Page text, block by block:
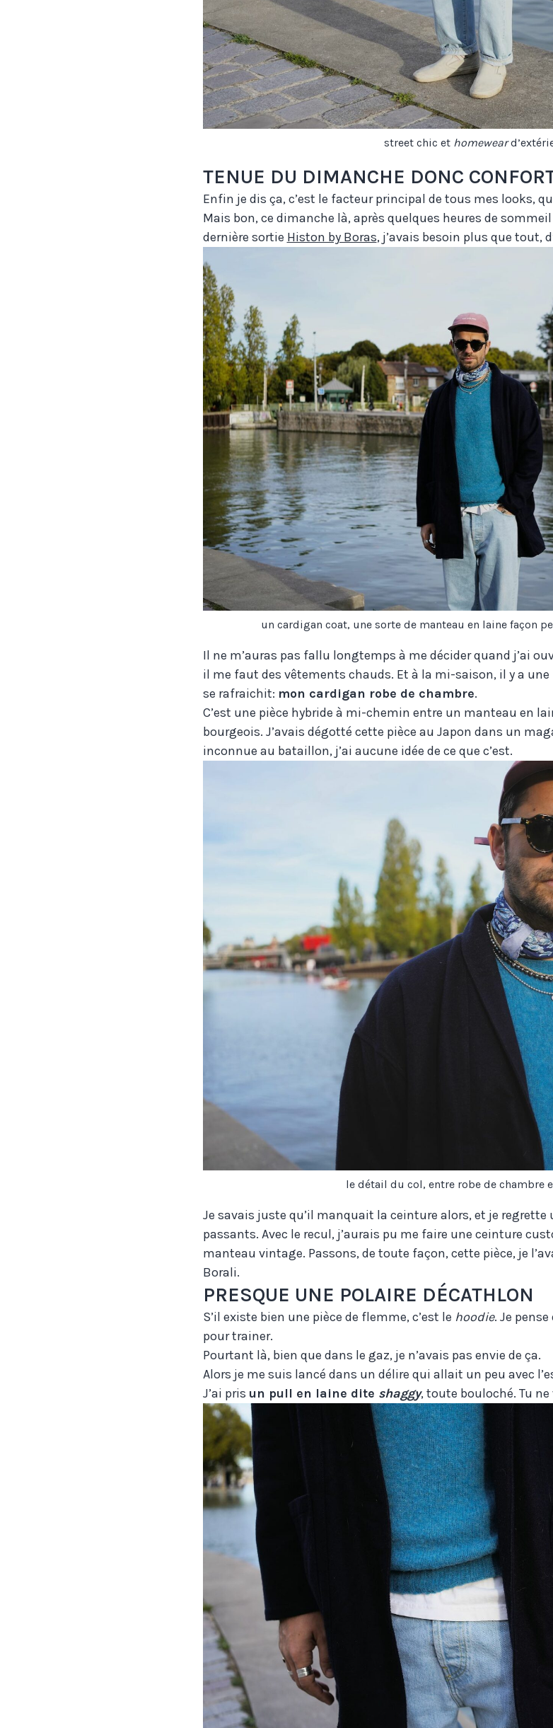
street chic et homewear
TENUE DU DIMANCHE DONC
Enfin je dis ça, c’est le facteur principal de tous mes looks,
Mais bon, ce dimanche là, après quelques heures de
dernière sortie Histon by Boras, j’avais besoin plus que tout,
un cardigan coat, une sorte de manteau en laine façon
Il ne m’auras pas fallu longtemps à me décider quand j’ai
il me faut des vêtements chauds. Et à la mi-saison, il y a une
se rafraichit: mon cardigan robe de chambre.
C’est une pièce hybride à mi-chemin entre un manteau en
bourgeois. J’avais dégotté cette pièce au Japon dans un
inconnue au bataillon, j’ai aucune idée de ce que c’est.
le détail du col, entre robe de chambre
Je savais juste qu’il manquait la ceinture alors, et je regrette
passants. Avec le recul, j’aurais pu me faire une ceinture
manteau vintage. Passons, de toute façon, cette pièce, je
Borali.
PRESQUE UNE POLAIRE DÉCATHLON
S’il existe bien une pièce de flemme, c’est le hoodie. Je
pour trainer.
Pourtant là, bien que dans le gaz, je n’avais pas envie de ça.
Alors je me suis lancé dans un délire qui allait un peu avec
J’ai pris un pull en laine dite shaggy, toute bouloché. Tu